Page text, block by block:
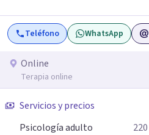
Teléfono WhatsApp
Online
Terapia online
Servicios y precios
Psicología adulto
220